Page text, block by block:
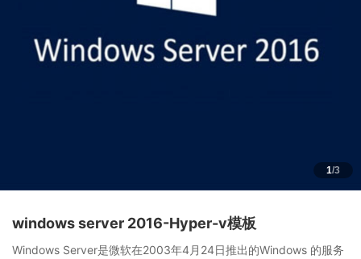
1/3
windows server 2016-Hyper-v模板
Windows Server是微软在2003年4月24日推出的Windows 的服务